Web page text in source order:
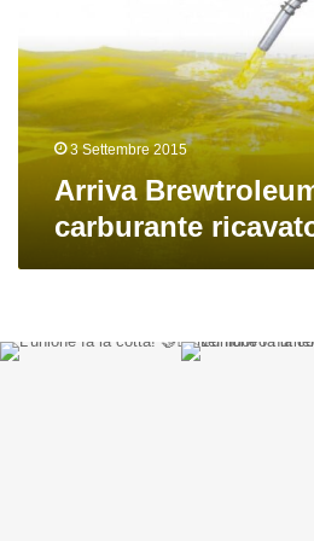
dalla
birra
3 Settembre 2015
Arriva
carburante